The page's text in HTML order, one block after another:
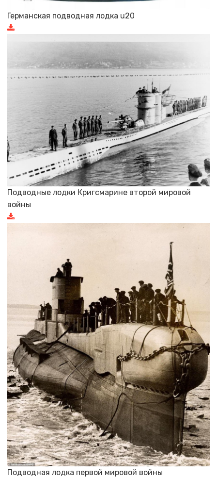
Германская подводная лодка u20
Подводные лодки Кригсмарине второй мировой
войны
Подводная лодка первой мировой войны